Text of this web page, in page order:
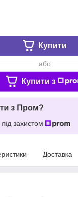
Купити
або
Купити з
з Пром?
захистом
Доставка